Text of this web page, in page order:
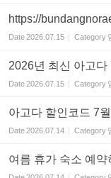
https://
Date2026.07.15 Category
2026년 최신 아고다
Date2026.07.15 Category
아고다 할인코드 7
Date2026.07.14 Category
여름 휴가 숙소 예약